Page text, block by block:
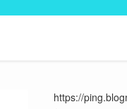
https://